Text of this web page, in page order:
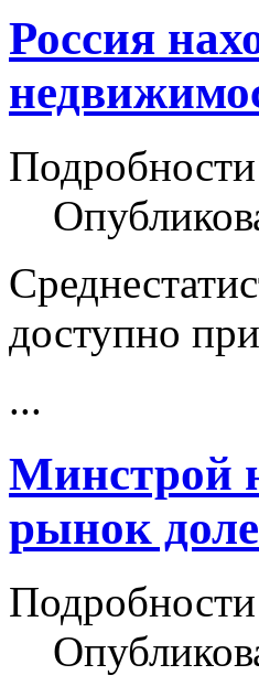
Россия
Подробности
доступно
...
Минстрой
рынок
Подробности